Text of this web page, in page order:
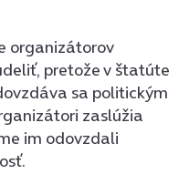
organizátorov
pretože v štatúte
sa politickým
zaslúžia
im odovzdali